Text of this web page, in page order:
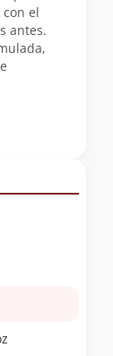
el
antes.